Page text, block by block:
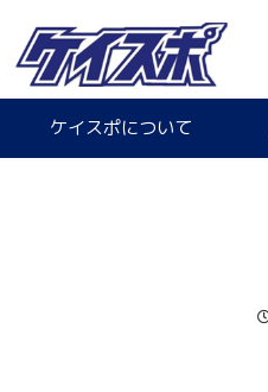
ケイスポについて